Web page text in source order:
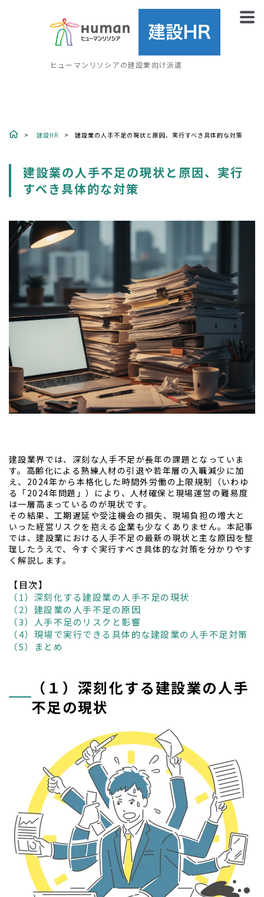
ヒューマンリソシアの建設業向け派遣
建設HR 建設業の人手不足の現状と原因、実行すべき具体的な対策
建設業の人手不足の現状と原因、実行
すべき具体的な対策
建設業界では、深刻な人手不足が長年の課題となっていま
す。高齢化による熟練人材の引退や若年層の入職減少に加
え、2024年から本格化した時間外労働の上限規制（いわゆ
る「2024年問題」）により、人材確保と現場運営の難易度
は一層高まっているのが現状です。
その結果、工期遅延や受注機会の損失、現場負担の増大と
いった経営リスクを抱える企業も少なくありません。本記事
では、建設業における人手不足の最新の現状と主な原因を整
理したうえで、今すぐ実行すべき具体的な対策を分かりやす
く解説します。
【目次】
（1）深刻化する建設業の人手不足の現状
（2）建設業の人手不足の原因
（3）人手不足のリスクと影響
（4）現場で実行できる具体的な建設業の人手不足対策
（5）まとめ
（１）深刻化する建設業の人手
不足の現状